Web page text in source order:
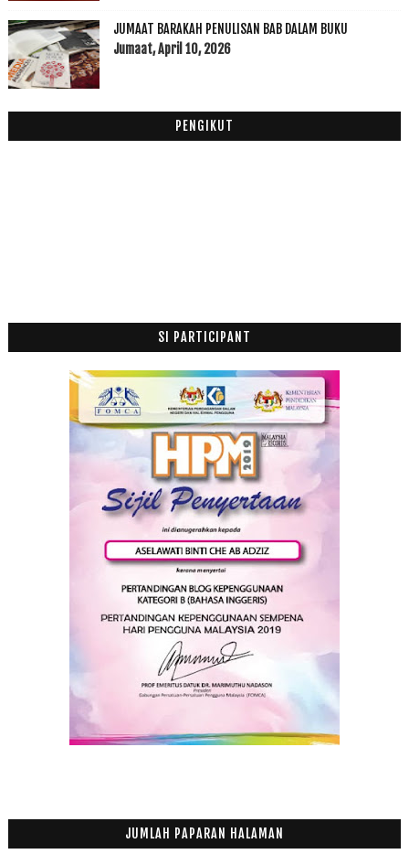
CARA MENGAWAL HAWA NAFSU DI BULAN RAMADAHAN
Mngingat Kematian di Bulan Ramadhan
RAMADHANGIVEAWAY bersama SGShop Malaysia
Muhasabah Bulan Ramadhan
Februari(12)
Januari (21)
(53)
JUMAAT BARAKAH PENULISAN BAB DALAM BUKU
Jumaat, April 10, 2026
PENGIKUT
SI PARTICIPANT
JUMLAH PAPARAN HALAMAN